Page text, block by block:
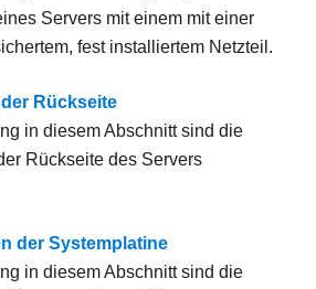
Servers mit einem mit einer
fest installiertem Netzteil.
Rückseite
in diesem Abschnitt sind die
Rückseite des Servers
der Systemplatine
in diesem Abschnitt sind die